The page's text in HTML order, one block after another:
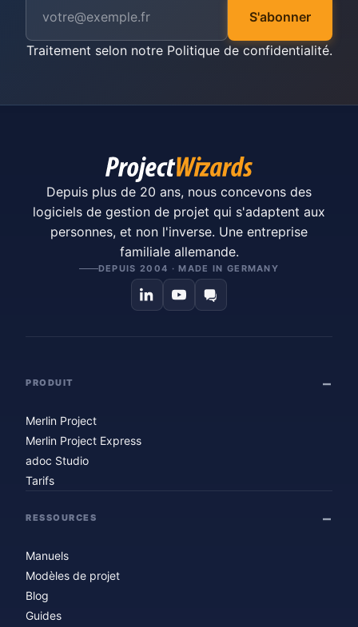
S'abonner
Traitement selon notre Politique de confidentialité.
Depuis plus de 20 ans, nous concevons des
logiciels de gestion de projet qui s'adaptent aux
personnes, et non l'inverse. Une entreprise
familiale allemande.
DEPUIS 2004 · MADE IN GERMANY
PRODUIT
Merlin Project
Merlin Project Express
adoc Studio
Tarifs
RESSOURCES
Manuels
Modèles de projet
Blog
Guides